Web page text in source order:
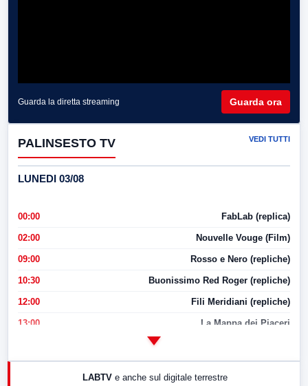
Guarda la diretta streaming Guarda ora
PALINSESTO TV VEDI TUTTI
LUNEDI 03/08
00:00 FabLab (replica)
02:00 Nouvelle Vouge (Film)
09:00 Rosso e Nero (repliche)
10:30 Buonissimo Red Roger (repliche)
12:00 Fili Meridiani (repliche)
13:00 La Mappa dei Piaceri
LABTV e anche sul digitale terrestre